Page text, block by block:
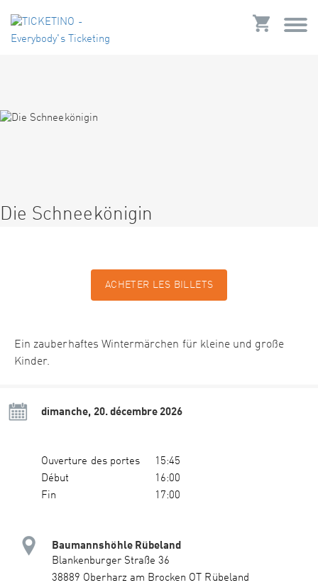
Die Schneekönigin
ACHETER LES BILLETS
Ein zauberhaftes Wintermärchen für kleine und große
Kinder.
dimanche, 20. décembre 2026
Ouverture des portes
15:45
Début
16:00
Fin
17:00
Baumannshöhle Rübeland
Blankenburger Straße 36
38889 Oberharz am Brocken OT Rübeland